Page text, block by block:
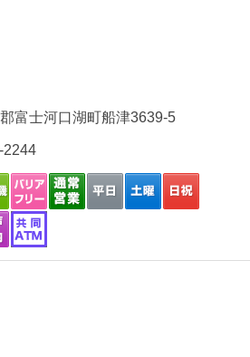
富士河口湖町船津3639-5
2244